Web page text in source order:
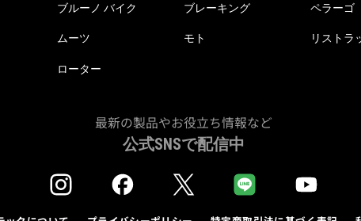
ブルーノ バイク ブレーキング ペラーゴ
ムーツ モト リストラ
ローター
最新の製品やお役立ち情報など
公式SNSで配信中